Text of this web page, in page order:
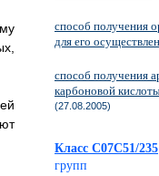
способ получения
для его
способ получения
карбоновой
(27.08.2005)
Класс C07C51/235
групп